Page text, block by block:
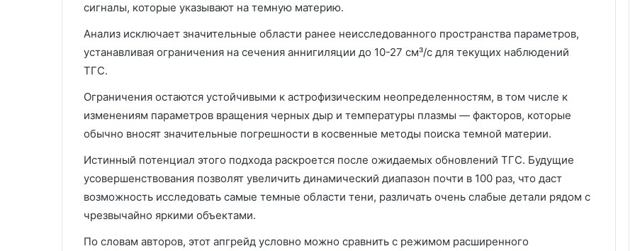
сигналы, которые указывают на темную материю.
Анализ исключает значительные области ранее неисследованного пространства параметров,
устанавливая ограничения на сечения аннигиляции до 10-27 см³/с для текущих наблюдений
ТГС.
Ограничения остаются устойчивыми к астрофизическим неопределенностям, в том числе к
изменениям параметров вращения черных дыр и температуры плазмы — факторов, которые
обычно вносят значительные погрешности в косвенные методы поиска темной материи.
Истинный потенциал этого подхода раскроется после ожидаемых обновлений ТГС. Будущие
усовершенствования позволят увеличить динамический диапазон почти в 100 раз, что даст
возможность исследовать самые темные области тени, различать очень слабые детали рядом с
чрезвычайно яркими объектами.
По словам авторов, этот апгрейд условно можно сравнить с режимом расширенного